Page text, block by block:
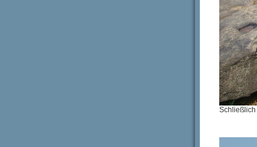
Schließlich